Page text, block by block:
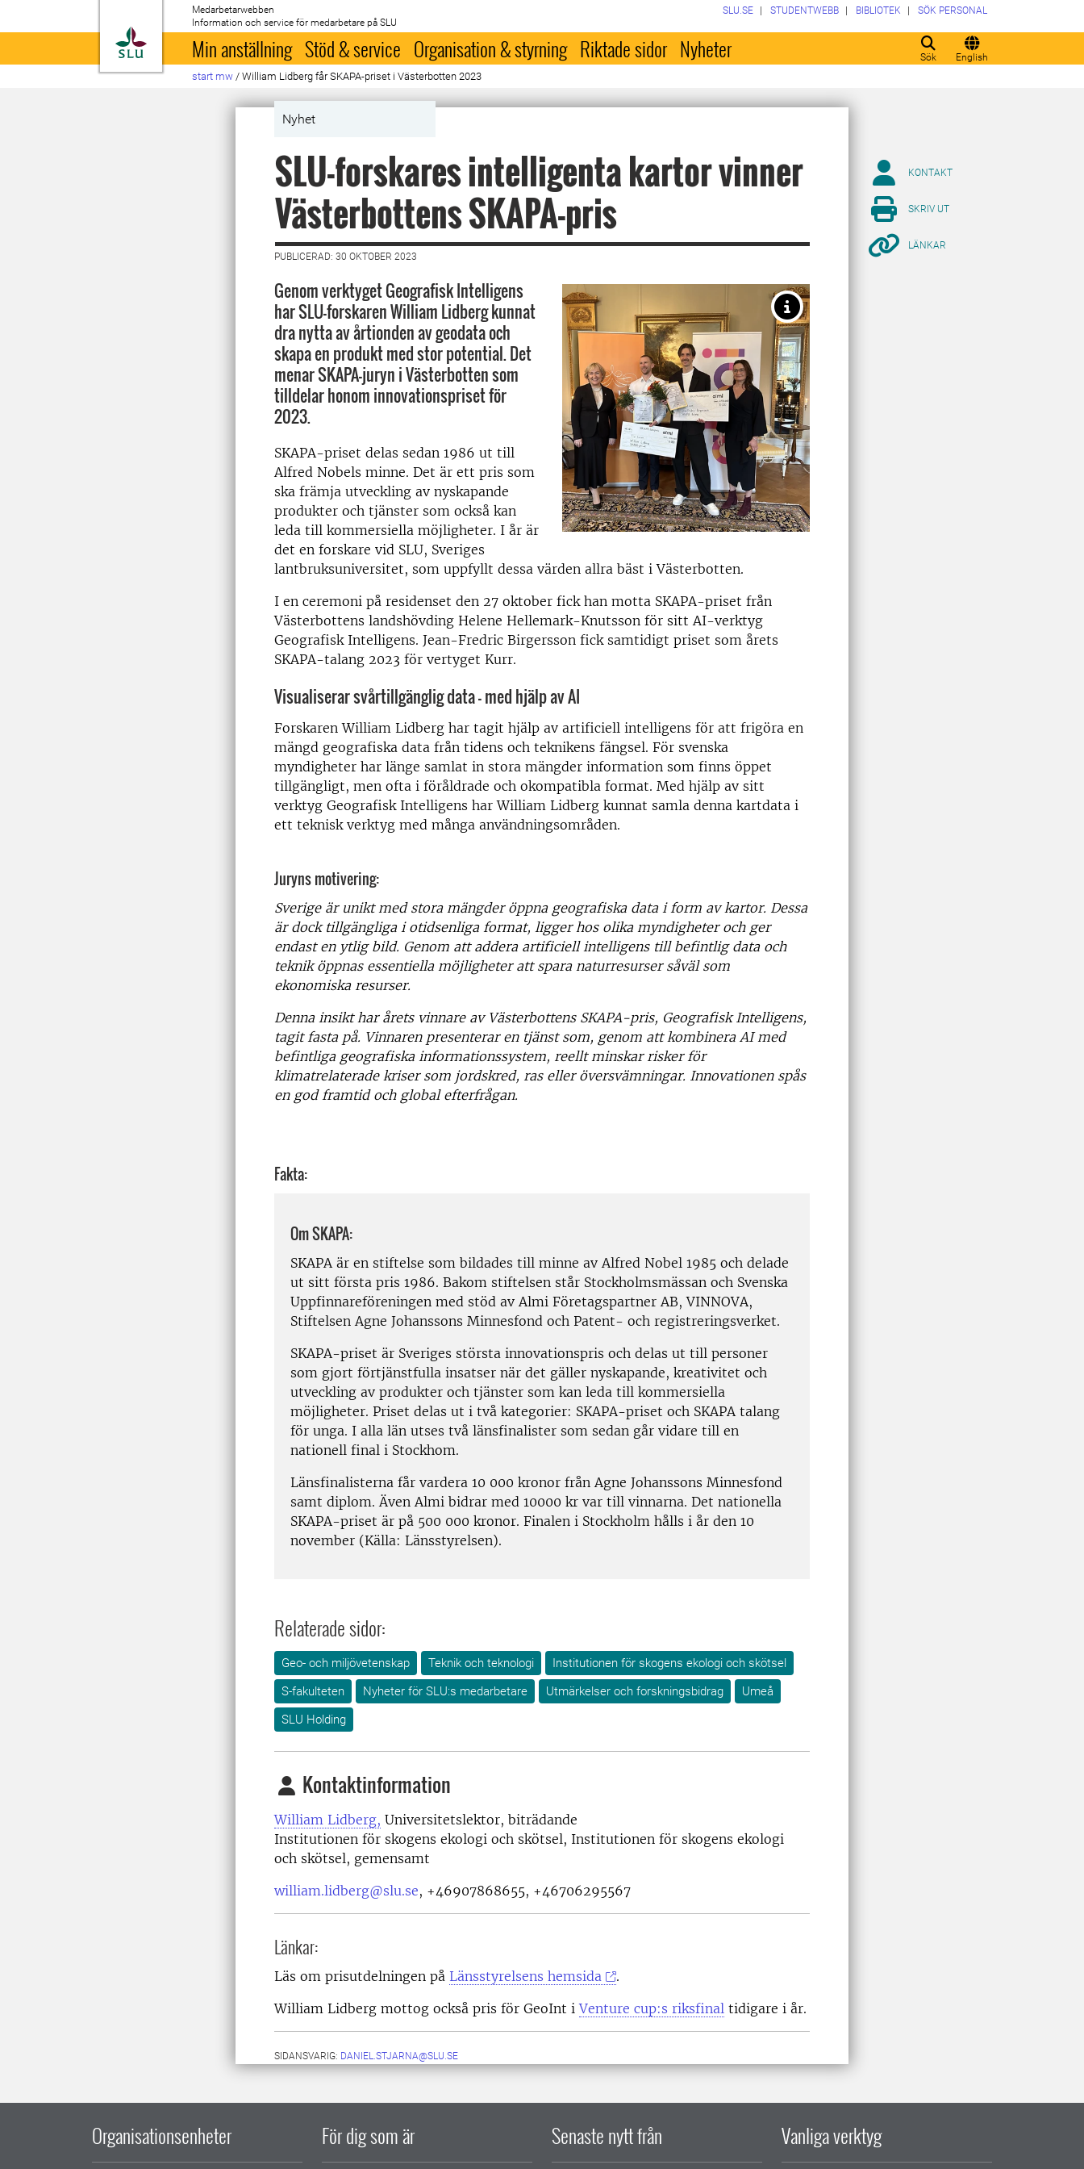
Till startsida
Medarbetarwebben
Information och service för medarbetare på SLU
Sök English
SLU.SE STUDENTWEBB BIBLIOTEK SÖK PERSONAL
Min anställning Stöd & service Organisation & styrning Riktade sidor Nyheter
start mw / William Lidberg får SKAPA-priset i Västerbotten 2023
Nyhet
SLU-forskares intelligenta kartor vinner
Västerbottens SKAPA-pris
PUBLICERAD: 30 OKTOBER 2023
Genom verktyget Geografisk Intelligens
har SLU-forskaren William Lidberg kunnat
dra nytta av årtionden av geodata och
skapa en produkt med stor potential. Det
menar SKAPA-juryn i Västerbotten som
tilldelar honom innovationspriset för
2023.
SKAPA-priset delas sedan 1986 ut till
Alfred Nobels minne. Det är ett pris som
ska främja utveckling av nyskapande
produkter och tjänster som också kan
leda till kommersiella möjligheter. I år är
det en forskare vid SLU, Sveriges
lantbruksuniversitet, som uppfyllt dessa värden allra bäst i Västerbotten.
I en ceremoni på residenset den 27 oktober fick han motta SKAPA-priset från
Västerbottens landshövding Helene Hellemark-Knutsson för sitt AI-verktyg
Geografisk Intelligens. Jean-Fredric Birgersson fick samtidigt priset som årets
SKAPA-talang 2023 för vertyget Kurr.
Visualiserar svårtillgänglig data - med hjälp av AI
Forskaren William Lidberg har tagit hjälp av artificiell intelligens för att frigöra en
mängd geografiska data från tidens och teknikens fängsel. För svenska
myndigheter har länge samlat in stora mängder information som finns öppet
tillgängligt, men ofta i föråldrade och okompatibla format. Med hjälp av sitt
verktyg Geografisk Intelligens har William Lidberg kunnat samla denna kartdata i
ett teknisk verktyg med många användningsområden.
Juryns motivering:
Sverige är unikt med stora mängder öppna geografiska data i form av kartor. Dessa
är dock tillgängliga i otidsenliga format, ligger hos olika myndigheter och ger
endast en ytlig bild. Genom att addera artificiell intelligens till befintlig data och
teknik öppnas essentiella möjligheter att spara naturresurser såväl som
ekonomiska resurser.
Denna insikt har årets vinnare av Västerbottens SKAPA-pris, Geografisk Intelligens,
tagit fasta på. Vinnaren presenterar en tjänst som, genom att kombinera AI med
befintliga geografiska informationssystem, reellt minskar risker för
klimatrelaterade kriser som jordskred, ras eller översvämningar. Innovationen spås
en god framtid och global efterfrågan.
Fakta:
Om SKAPA:
SKAPA är en stiftelse som bildades till minne av Alfred Nobel 1985 och delade
ut sitt första pris 1986. Bakom stiftelsen står Stockholmsmässan och Svenska
Uppfinnareföreningen med stöd av Almi Företagspartner AB, VINNOVA,
Stiftelsen Agne Johanssons Minnesfond och Patent- och registreringsverket.
SKAPA-priset är Sveriges största innovationspris och delas ut till personer
som gjort förtjänstfulla insatser när det gäller nyskapande, kreativitet och
utveckling av produkter och tjänster som kan leda till kommersiella
möjligheter. Priset delas ut i två kategorier: SKAPA-priset och SKAPA talang
för unga. I alla län utses två länsfinalister som sedan går vidare till en
nationell final i Stockhom.
Länsfinalisterna får vardera 10 000 kronor från Agne Johanssons Minnesfond
samt diplom. Även Almi bidrar med 10000 kr var till vinnarna. Det nationella
SKAPA-priset är på 500 000 kronor. Finalen i Stockholm hålls i år den 10
november (Källa: Länsstyrelsen).
Relaterade sidor:
Geo- och miljövetenskap Teknik och teknologi
Institutionen för skogens ekologi och skötsel
S-fakulteten
Nyheter för SLU:s medarbetare Utmärkelser och forskningsbidrag
Umeå
SLU Holding
Kontaktinformation
William Lidberg, Universitetslektor, biträdande
Institutionen för skogens ekologi och skötsel, Institutionen för skogens ekologi
och skötsel, gemensamt
william.lidberg@slu.se, +46907868655, +46706295567
Länkar:
Läs om prisutdelningen på Länsstyrelsens hemsida
.
William Lidberg mottog också pris för GeoInt iVenture cup:s riksfinal tidigare i år.
SIDANSVARIG: DANIEL.STJARNA@SLU.SE
KONTAKT
SKRIV UT
LÄNKAR
Organisationsenheter För dig som är Senaste nytt från Vanliga verktyg